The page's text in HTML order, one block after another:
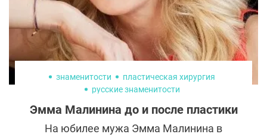
знаменитости
пластическая хирургия
русские знаменитости
Эмма Малинина до и после пластики
На юбилее мужа Эмма Малинина в